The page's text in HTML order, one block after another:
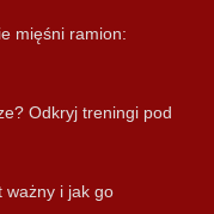
mięśni ramion:
Odkryj treningi pod
ważny i jak go